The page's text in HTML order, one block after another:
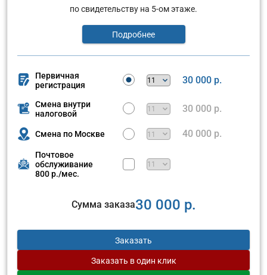
по свидетельству на 5-ом этаже.
Подробнее
Первичная
регистрация
30 000 р.
Смена внутри
налоговой
30 000 р.
Смена по Москве 40 000 р.
Почтовое
обслуживание
800 р./мес.
Сумма заказа30 000 р.
Заказать
Заказать в один клик